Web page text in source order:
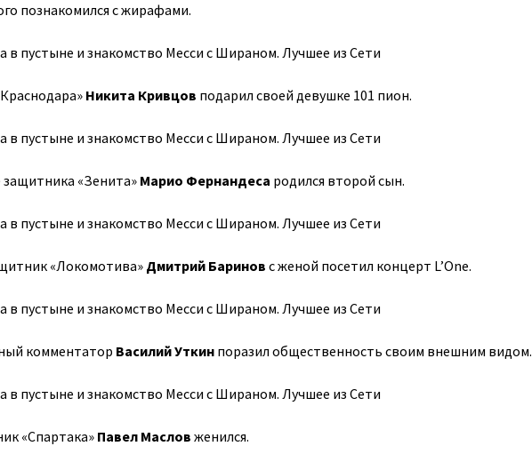
познакомился с жирафами.
Никита Кривцов подарил своей девушке 101 пион.
защитника «Зенита»Марио Фернандеса родился второй сын.
«Локомотива»Дмитрий Баринов с женой посетил концерт L’One.
комментатор Василий Уткинпоразил общественность своим внешним видом.
«Спартака»Павел Маслов женился.